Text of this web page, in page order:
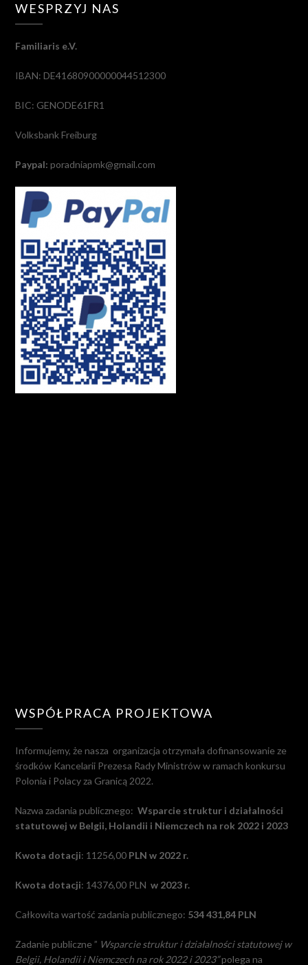
WESPRZYJ NAS
Familiaris e.V.
IBAN: DE41680900000044512300
BIC: GENODE61FR1
Volksbank Freiburg
Paypal: poradniapmk@gmail.com
WSPÓŁPRACA PROJEKTOWA
Informujemy, że nasza organizacja otrzymała dofinansowanie ze
środków Kancelarii Prezesa Rady Ministrów w ramach konkursu
Polonia i Polacy za Granicą 2022.
Nazwa zadania publicznego: Wsparcie struktur i działalności
statutowej w Belgii, Holandii i Niemczech na rok 2022 i 2023
Kwota dotacji: 11256,00 PLN w 2022 r.
Kwota dotacji: 14376,00 PLN w 2023 r.
Całkowita wartość zadania publicznego: 534 431,84 PLN
Zadanie publiczne ” Wsparcie struktur i działalności statutowej w
Belgii, Holandii i Niemczech na rok 2022 i 2023”polega na